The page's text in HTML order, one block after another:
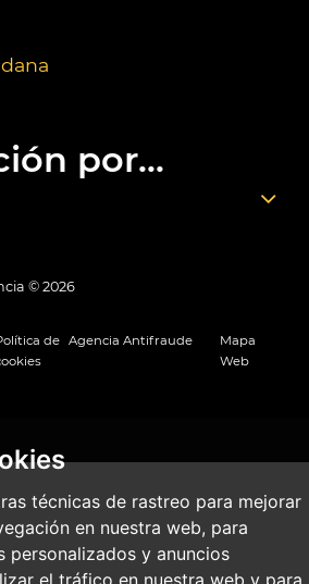
técnicas de rastreo para mejorar
en nuestra web, para
personalizados y anuncios
el tráfico en nuestra web y para
por...
© 2026
de Agencia Antifraude
Mapa
Web